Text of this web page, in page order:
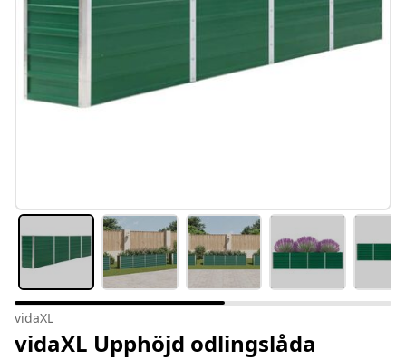
vidaXL
vidaXL Upphöjd odlingslåda